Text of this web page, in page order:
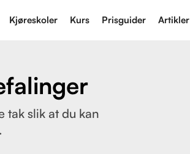
Kjøreskoler Kurs Prisguider Artikler
tak slik at du kan